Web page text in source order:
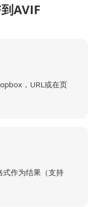
AVIF
，URL或在页
作为结果（支持